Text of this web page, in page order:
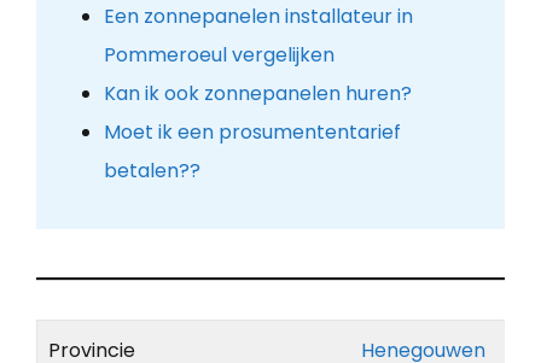
Een zonnepanelen installateur in
Pommeroeul vergelijken
Kan ik ook zonnepanelen huren?
Moet ik een prosumententarief
betalen??
Provincie Henegouwen